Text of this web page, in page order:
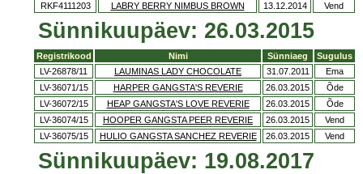
RKF4111203
LABRY BERRY NIMBUS BROWN 13.12.2014 Vend
Sünnikuupäev: 26.03.2015
Registrikood Nimi Sünniaeg
Sugulus
LV-26878/11
LAUMINAS LADY CHOCOLATE 31.07.2011
Ema
LV-36071/15
HARPER GANGSTA'S REVERIE 26.03.2015
Õde
LV-36072/15
HEAP GANGSTA'S LOVE REVERIE 26.03.2015
Õde
LV-36074/15
HOOPER GANGSTA PEER REVERIE 26.03.2015
Vend
LV-36075/15
HULIO GANGSTA SANCHEZ REVERIE 26.03.2015 Vend
Sünnikuupäev: 19.08.2017